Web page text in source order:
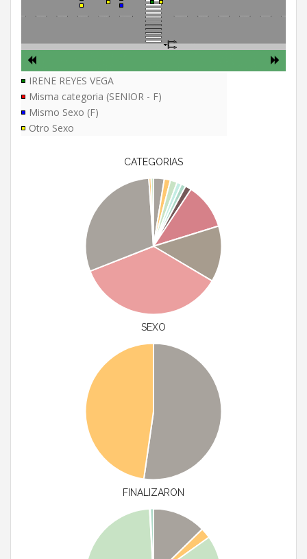
IRENE REYES VEGA
Misma categoria (SENIOR - F)
Mismo Sexo (F)
Otro Sexo
CATEGORIAS
SEXO
FINALIZARON